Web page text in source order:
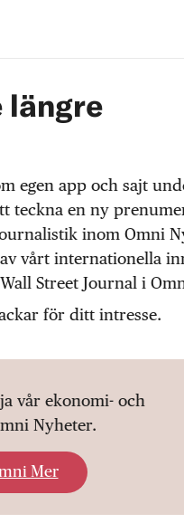
längre
egen app och sajt
teckna en ny
inom Omni
vårt internationella
Street Journal i
för ditt intresse.
vår ekonomi- och
Nyheter.
Mer